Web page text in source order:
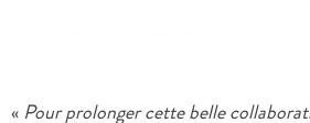
« Pour prolonger cette belle